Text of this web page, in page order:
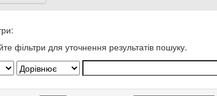
фільтри для уточнення результатів пошуку.